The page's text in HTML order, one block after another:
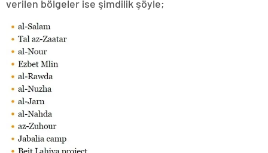
verilen bölgeler ise şimdilik şöyle;